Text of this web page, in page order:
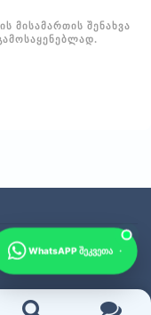
ᲛᲘᲡᲐᲛᲐᲠᲗᲘᲡ ᲨᲔᲜᲐᲮᲕᲐ
WhatsAPP შეკვეთა ·